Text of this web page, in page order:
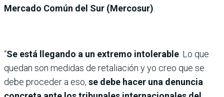
Mercado Común del Sur (Mercosur)
“Se está llegando a un extremo intolerable . Lo que
quedan son medidas de retaliación y yo creo que se
debe proceder a eso, se debe hacer una denuncia